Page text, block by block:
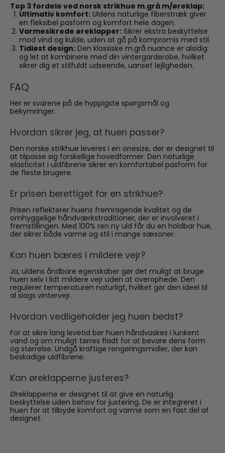
Top 3 fordele ved norsk strikhue m.grå m/øreklap:
Ultimativ komfort:Uldens naturlige fiberstræk giver
en fleksibel pasform og komfort hele dagen.
Varmesikrede øreklapper:Sikrer ekstra beskyttelse
mod vind og kulde, uden at gå på kompromis med stil.
Tidløst design:Den klassiske m.grå nuance er alsidig
og let at kombinere med din vintergarderobe, hvilket
sikrer dig et stilfuldt udseende, uanset lejligheden.
FAQ
Her er svarene på de hyppigste spørgsmål og
bekymringer.
Hvordan sikrer jeg, at huen passer?
Den norske strikhue leveres i en onesize, der er designet til
at tilpasse sig forskellige hovedformer. Den naturlige
elasticitet i uldfibrene sikrer en komfortabel pasform for
de fleste brugere.
Er prisen berettiget for en strikhue?
Prisen reflekterer huens fremragende kvalitet og de
omhyggelige håndværkstraditioner, der er involveret i
fremstillingen. Med 100% ren ny uld får du en holdbar hue,
der sikrer både varme og stil i mange sæsoner.
Kan huen bæres i mildere vejr?
Ja, uldens åndbare egenskaber gør det muligt at bruge
huen selv i lidt mildere vejr uden at overophede. Den
regulerer temperaturen naturligt, hvilket gør den ideel til
al slags vintervejr.
Hvordan vedligeholder jeg huen bedst?
For at sikre lang levetid bør huen håndvaskes i lunkent
vand og om muligt tørres fladt for at bevare dens form
og størrelse. Undgå kraftige rengøringsmidler, der kan
beskadige uldfibrene.
Kan øreklapperne justeres?
Øreklapperne er designet til at give en naturlig
beskyttelse uden behov for justering. De er integreret i
huen for at tilbyde komfort og varme som en fast del af
designet.